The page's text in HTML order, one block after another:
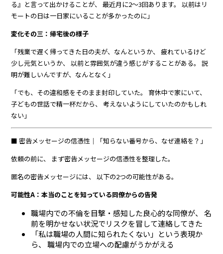
る』と言って出かけることが、 最近月に2〜3回あります。 以前はリ
モートの日は一日家にいることが多かったのに」
変化その三：帰宅後の様子
「残業で遅く帰ってきた日の夫が、なんというか、 疲れているけど
少し元気というか、 以前と雰囲気が違う感じがすることがある。 説
明が難しいんですが、なんとなく」
「でも、その違和感をそのまま封印していた。 育休中で家にいて、
子どもの世話で精一杯だから、 考えないようにしていたのかもしれ
ない」
■ 密告メッセージの信憑性｜「知らない番号から、なぜ連絡を？」
依頼の前に、 まず密告メッセージの信憑性を整理した。
匿名の密告メッセージには、 以下の2つの可能性がある。
可能性A：本当のことを知っている同僚からの告発
職場内での不倫を目撃・感知した良心的な同僚が、 名
前を明かせない状況でリスクを冒して連絡してきた
「私は職場の人間に知られたくない」という表現か
ら、 職場内での立場への配慮がうかがえる